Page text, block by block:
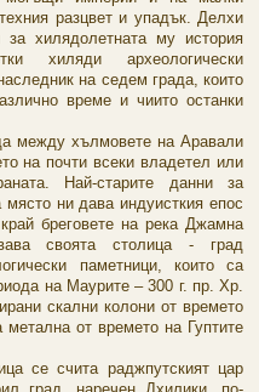
разцвет и упадък. Делхи
хилядолетната му история
хиляди археологически
на седем града, които
време и чиито останки
между хълмовете на Аравали
на почти всеки владетел или
Най-старите данни за
ни дава индуисткия епос
бреговете на река Джамна
своята столица - град
паметници, които са
на Маурите – 300 г. пр. Хр.
скални колони от времето
от времето на Гуптите
се счита раджпутският цар